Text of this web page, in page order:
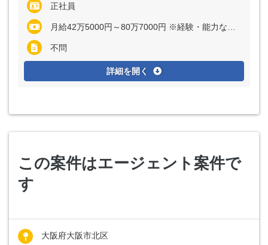
正社員
月給42万5000円～80万7000円 ※経験・能力など考慮の上、決定いたします
不問
詳細を開く
この案件はエージェント案件で
す
大阪府大阪市北区